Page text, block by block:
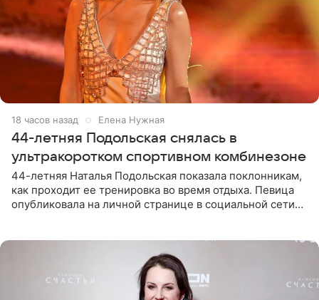
18 часов назад Елена Нужная
44-летняя Подольская снялась в
ультракоротком спортивном комбинезоне
44-летняя Наталья Подольская показала поклонникам,
как проходит ее тренировка во время отдыха. Певица
опубликовала на личной странице в социальной сети